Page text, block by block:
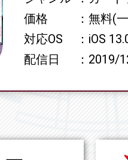
価格
無料(
対応OS
iOS
配信日
2019/